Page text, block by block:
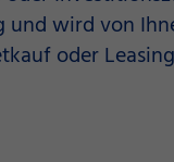
und wird von
oder